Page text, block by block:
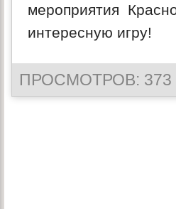
мероприятия
интересную игру!
ПРОСМОТРОВ: 373